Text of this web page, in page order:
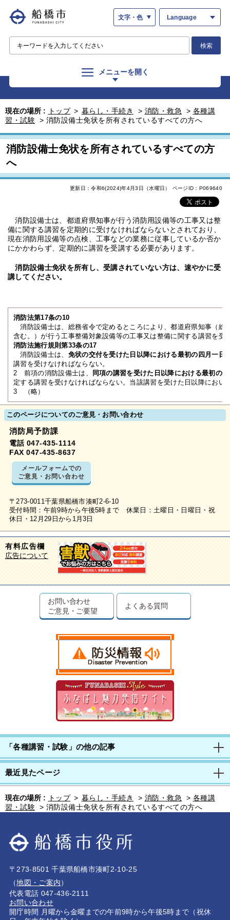
文字・色 Language
検索
メニューを開く
現在の場所 : トップ > 暮らし・手続き > 消防・救急 > 各種講
習・試験 > 消防設備士免状を所有されているすべての方へ
消防設備士免状を所有されているすべての方
へ
更新日：令和6(2024)年4月3日（水曜日） ページID：P069640
消防設備士は、都道府県知事が行う消防用設備等の工事又は整
備に関する講習を定期的に受けなければならないとされており、
現在消防用設備等の点検、工事などの業務に従事しているか否か
にかかわらず、定期的に講習を受講する必要があります。
消防設備士免状を所有し、受講されていない方は、速やかに受
講してください。
消防法第17条の10
消防設備士は、総務省令で定めるところにより、都道府県知事（総
含む。）が行う工事整備対象設備等の工事又は整備に関する講習を受
消防法施行規則第33条の17
消防設備士は、 免状の交付を受けた日以降における最初の四月一日
講習を受けなければならない。
2 前項の消防設備士は、
同項の講習を受けた日以降における最初の
定する講習を受けなければならない。当該講習を受けた日以降におい
3 （略）
このページについてのご意見・お問い合わせ
消防局予防課
電話 047-435-1114
FAX 047-435-8637
メールフォームでの
ご意見・お問い合わせ
〒273-0011千葉県船橋市湊町2-6-10
受付時間：午前9時から午後5時まで 休業日：土曜日・日曜日・祝
休日・12月29日から1月3日
有料広告欄
広告について
お問い合わせ
ご意見・ご要望
よくある質問
「各種講習・試験」の他の記事
最近見たページ
現在の場所 : トップ > 暮らし・手続き > 消防・救急 > 各種講
習・試験 > 消防設備士免状を所有されているすべての方へ
〒273-8501 千葉県船橋市湊町2-10-25
（地図・ご案内）
代表電話 047-436-2111
お問い合わせ
開庁時間 月曜から金曜までの午前9時から午後5時まで（祝休